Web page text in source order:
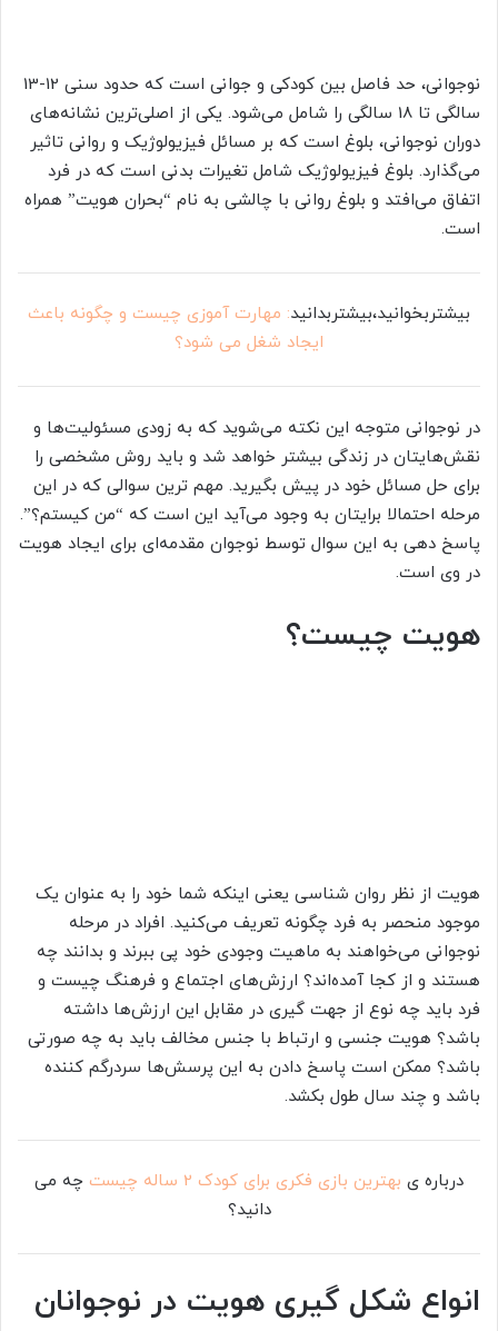
نوجوانی، حد فاصل بین کودکی و جوانی است که حدود سنی 12-13
سالگی تا 18 سالگی را شامل می‌شود. یکی از اصلی‌ترین نشانه‌های
دوران نوجوانی، بلوغ است که بر مسائل فیزیولوژیک و روانی تاثیر
می‌گذارد. بلوغ فیزیولوژیک شامل تغیرات بدنی است که در فرد
اتفاق می‌افتد و بلوغ روانی با چالشی به نام “بحران هویت” همراه
است.
بیشتربخوانید،بیشتربدانید: مهارت آموزی چیست و چگونه باعث
ایجاد شغل می شود؟
در نوجوانی متوجه این نکته می‌شوید که به زودی مسئولیت‌ها و
نقش‌هایتان در زندگی بیشتر خواهد شد و باید روش مشخصی را
برای حل مسائل خود در پیش بگیرید. مهم ترین سوالی که در این
مرحله احتمالا برایتان به وجود می‌آید این است که “من کیستم؟”.
پاسخ دهی به این سوال توسط نوجوان مقدمه‌ای برای ایجاد هویت
در وی است.
هویت چیست؟
هویت از نظر روان شناسی یعنی اینکه شما خود را به عنوان یک
موجود منحصر به فرد چگونه تعریف می‌کنید. افراد در مرحله
نوجوانی می‌خواهند به ماهیت وجودی خود پی ببرند و بدانند چه
هستند و از کجا آمده‌اند؟ ارزش‌های اجتماع و فرهنگ چیست و
فرد باید چه نوع از جهت گیری در مقابل این ارزش‌ها داشته
باشد؟ هویت جنسی و ارتباط با جنس مخالف باید به چه صورتی
باشد؟ ممکن است پاسخ دادن به این پرسش‌ها سردرگم کننده
باشد و چند سال طول بکشد.
درباره ی بهترین بازی فکری برای کودک 2 ساله چیست
چه می
دانید؟
انواع شکل گیری هویت در نوجوانان